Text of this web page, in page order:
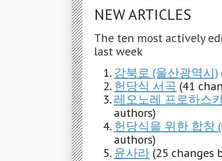
NEW ARTICLES
The ten most actively
last week
강북로 (울산광역시)
헌당식 서곡 (41
레오노레 프로하스
authors)
헌당식을 위한 합창
authors)
윤사라 (25 changes